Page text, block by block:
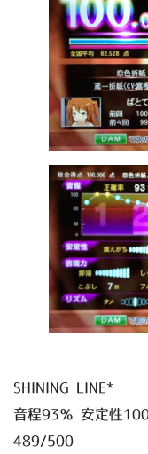
SHINING LINE*
音程93％ 安定性
489/500